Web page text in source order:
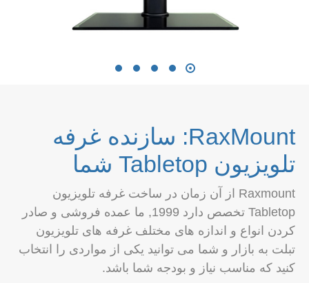
RaxMount: سازنده غرفه
تلویزیون Tabletop شما
Raxmount از آن زمان در ساخت غرفه تلویزیون
Tabletop تخصص دارد 1999, ما عمده فروشی و صادر
کردن انواع و اندازه های مختلف غرفه های تلویزیون
تبلت به بازار و شما می توانید یکی از مواردی را انتخاب
کنید که مناسب نیاز و بودجه شما باشد.